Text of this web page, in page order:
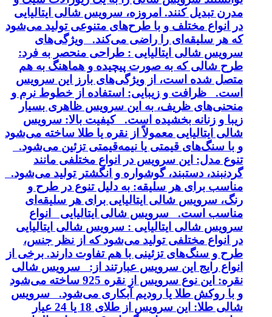
مدرن تبدیل کنند. امروزه، سرویس شالی ایتالیایی
در انواع مختلف و با طرح‌های متنوعی تولید می‌شود
که هر سلیقه‌ای را راضی می‌کند. ویژگی‌های
سرویس شالی ایتالیایی : طراحی منحصر به فرد:
طرح شالی که به صورت پیچیده و هماهنگ به هم
متصل شده است، از ویژگی‌های بارز این سرویس
است. ظرافت و زیبایی: استفاده از خطوط نرم و
منحنی‌های ظریف، به این سرویس ظاهری بسیار
زیبا و زنانه بخشیده است. کیفیت بالا: سرویس
شالی ایتالیایی معمولاً از نقره یا طلا ساخته می‌شود
و با سنگ‌های قیمتی یا نیمه‌قیمتی تزئین می‌شود.
تنوع مدل: این سرویس در انواع مختلفی مانند
گردنبند، دستبند، گوشواره و انگشتر تولید می‌شود.
مناسب برای هر سلیقه: به دلیل تنوع در طرح و
رنگ، سرویس شالی ایتالیایی برای هر سلیقه‌ای
مناسب است. سرویس شالی ایتالیایی انواع
سرویس شالی ایتالیایی : سرویس شالی ایتالیایی
در انواع مختلفی تولید می‌شود که از نظر جنس،
طرح و سنگ‌های تزئینی با هم تفاوت دارند. برخی از
انواع رایج این سرویس عبارتند از: سرویس شالی
نقره: این نوع سرویس از نقره 925 ساخته می‌شود
و با روکش طلا یا رودیم آبکاری می‌شود. سرویس
شالی طلا: این سرویس از طلای 18 یا 24 عیار